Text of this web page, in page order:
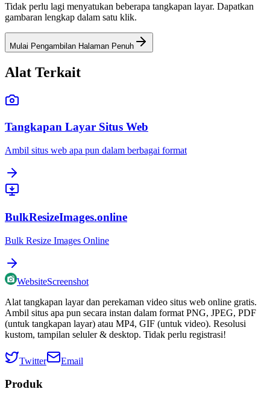
Tidak perlu lagi menyatukan beberapa tangkapan layar. Dapatkan
gambaran lengkap dalam satu klik.
Mulai Pengambilan Halaman Penuh
Alat Terkait
Tangkapan Layar Situs Web
Ambil situs web apa pun dalam berbagai format
BulkResizeImages.online
Bulk Resize Images Online
WebsiteScreenshot
Alat tangkapan layar dan perekaman video situs web online gratis.
Ambil situs apa pun secara instan dalam format PNG, JPEG, PDF
(untuk tangkapan layar) atau MP4, GIF (untuk video). Resolusi
kustom, tampilan seluler & desktop. Tidak perlu registrasi!
Twitter Email
Produk